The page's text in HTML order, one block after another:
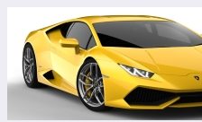
содержимому